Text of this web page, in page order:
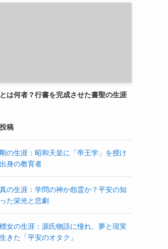
は何者？行書を完成させた書聖の生涯
稿
の生涯：昭和天皇に「帝王学」を授け
身の教育者
の生涯：学問の神か怨霊か？平安の知
た栄光と悲劇
女の生涯：源氏物語に憧れ、夢と現実
きた「平安のオタク」